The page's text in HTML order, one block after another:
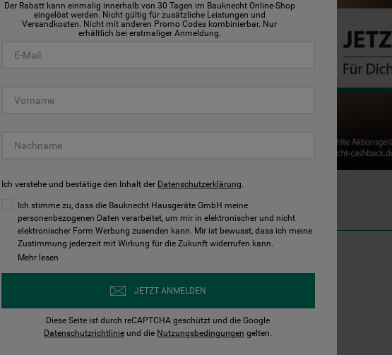
A-30%
Der Rabatt kann einmalig innerhalb von 30 Tagen im Bauknecht Online-Shop
eingelöst werden. Nicht gültig für zusätzliche Leistungen und
Versandkosten. Nicht mit anderen Promo Codes kombinierbar. Nur
erhältlich bei erstmaliger Anmeldung.
Ich verstehe und bestätige den Inhalt der Datenschutzerklärung.
Ich stimme zu, dass die Bauknecht Hausgeräte GmbH meine
personenbezogenen Daten verarbeitet, um mir in elektronischer und nicht
elektronischer Form Werbung zusenden kann. Mir ist bewusst, dass ich meine
Zustimmung jederzeit mit Wirkung für die Zukunft widerrufen kann.
Mehr lesen
JETZT ANMELDEN
Diese Seite ist durch reCAPTCHA geschützt und die Google
Datenschutzrichtlinie und die Nutzungsbedingungen gelten.